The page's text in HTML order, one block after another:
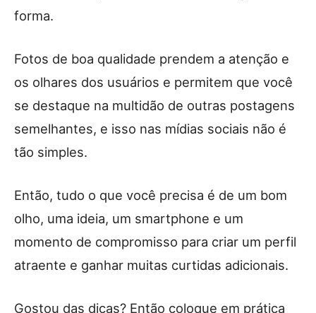
forma.
Fotos de boa qualidade prendem a atenção e
os olhares dos usuários e permitem que você
se destaque na multidão de outras postagens
semelhantes, e isso nas mídias sociais não é
tão simples.
Então, tudo o que você precisa é de um bom
olho, uma ideia, um smartphone e um
momento de compromisso para criar um perfil
atraente e ganhar muitas curtidas adicionais.
Gostou das dicas? Então coloque em prática